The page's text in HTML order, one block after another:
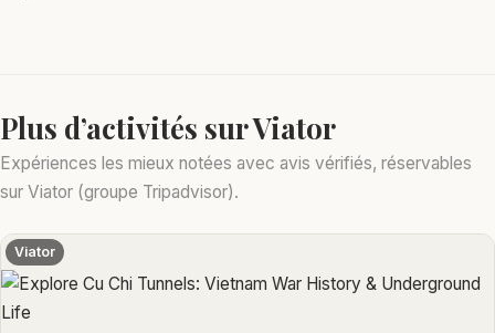
Plus d’activités sur Viator
Expériences les mieux notées avec avis vérifiés, réservables
sur Viator (groupe Tripadvisor).
Viator